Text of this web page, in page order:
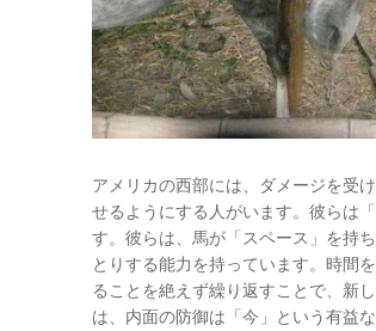
アメリカの西部には、ダメージを受
せるようにする人がいます。彼らは
す。彼らは、馬が「スペース」を持
とりする能力を持っています。時間
ることを絶えず繰り返すことで、新
は、内面の防御は「今」という有益